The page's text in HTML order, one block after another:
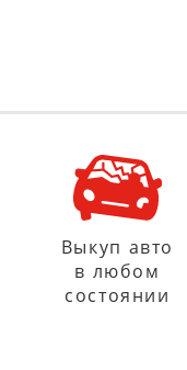
Выкуп авто
в любом
состоянии